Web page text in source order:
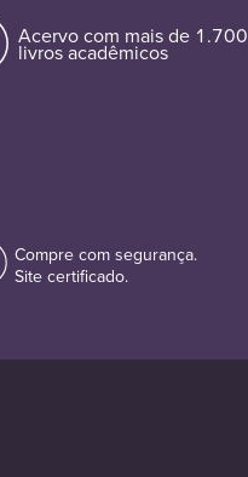
Acervo com mais de 1.700
livros acadêmicos
Compre com segurança.
Site certificado.